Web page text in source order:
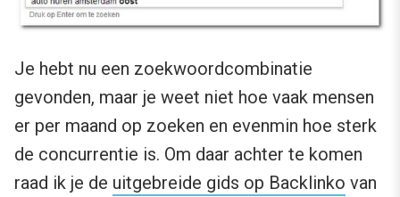
Je hebt nu een zoekwoordcombinatie
gevonden, maar je weet niet hoe vaak mensen
er per maand op zoeken en evenmin hoe sterk
de concurrentie is. Om daar achter te komen
raad ik je de uitgebreide gids op Backlinko van